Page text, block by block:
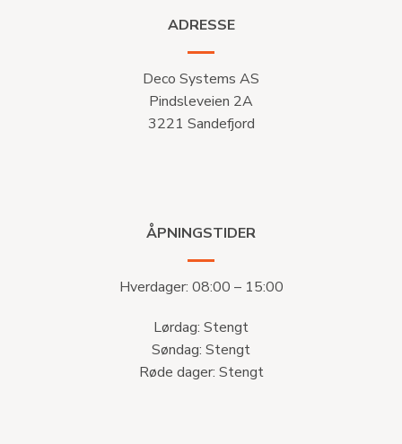
ADRESSE
Deco Systems AS
Pindsleveien 2A
3221 Sandefjord
ÅPNINGSTIDER
Hverdager: 08:00 – 15:00
Lørdag: Stengt
Søndag: Stengt
Røde dager: Stengt